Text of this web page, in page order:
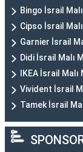
Bingo İsrail
Cipso İsrail
Garnier İsrail
Didi İsrail Malı
IKEA İsrail
Vivident İsrail
Tamek İsrail